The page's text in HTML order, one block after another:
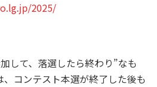
2025/
して、落選したら終わり”なも
、コンテスト本選が終了した後も